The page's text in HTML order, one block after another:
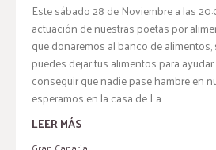
Este sábado 28 de Noviembre a las
actuación de nuestras poetas por
que donaremos al banco de alimentos,
puedes dejar tus alimentos para
conseguir que nadie pase hambre en
esperamos en la casa de La...
LEER MÁS